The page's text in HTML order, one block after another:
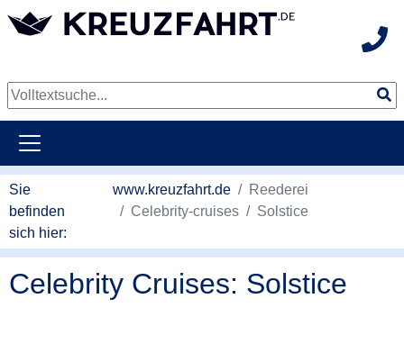
Sie
befinden
sich hier:
www.kreuzfahrt.de
Reederei
Celebrity-cruises
Solstice
Celebrity Cruises: Solstice